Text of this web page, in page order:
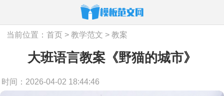
当前位置：首页 >教学范文 >教案
大班语言教案《野猫的城市》
时间：2026-04-02 18:44:46